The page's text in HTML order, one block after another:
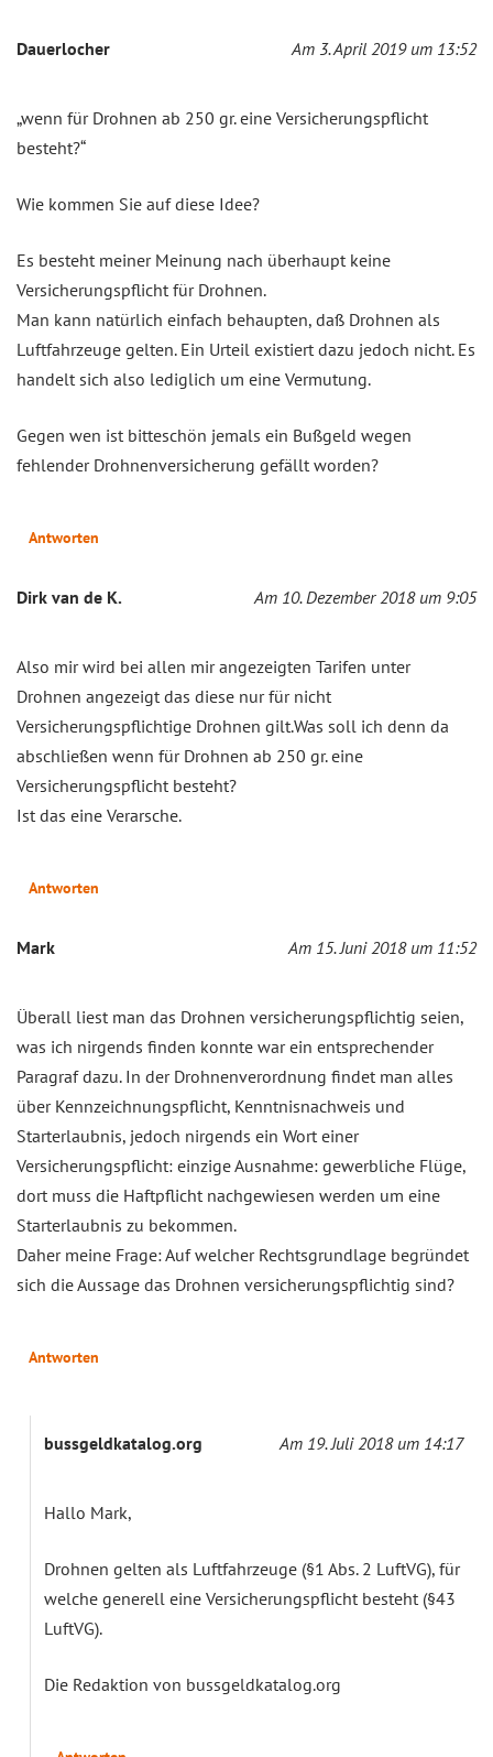
Dauerlocher Am 3. April 2019 um 13:52
„wenn für Drohnen ab 250 gr. eine Versicherungspflicht
besteht?“
Wie kommen Sie auf diese Idee?
Es besteht meiner Meinung nach überhaupt keine
Versicherungspflicht für Drohnen.
Man kann natürlich einfach behaupten, daß Drohnen als
Luftfahrzeuge gelten. Ein Urteil existiert dazu jedoch nicht. Es
handelt sich also lediglich um eine Vermutung.
Gegen wen ist bitteschön jemals ein Bußgeld wegen
fehlender Drohnenversicherung gefällt worden?
Antworten
Dirk van de K. Am 10. Dezember 2018 um 9:05
Also mir wird bei allen mir angezeigten Tarifen unter
Drohnen angezeigt das diese nur für nicht
Versicherungspflichtige Drohnen gilt.Was soll ich denn da
abschließen wenn für Drohnen ab 250 gr. eine
Versicherungspflicht besteht?
Ist das eine Verarsche.
Antworten
Mark Am 15. Juni 2018 um 11:52
Überall liest man das Drohnen versicherungspflichtig seien,
was ich nirgends finden konnte war ein entsprechender
Paragraf dazu. In der Drohnenverordnung findet man alles
über Kennzeichnungspflicht, Kenntnisnachweis und
Starterlaubnis, jedoch nirgends ein Wort einer
Versicherungspflicht: einzige Ausnahme: gewerbliche Flüge,
dort muss die Haftpflicht nachgewiesen werden um eine
Starterlaubnis zu bekommen.
Daher meine Frage: Auf welcher Rechtsgrundlage begründet
sich die Aussage das Drohnen versicherungspflichtig sind?
Antworten
bussgeldkatalog.org Am 19. Juli 2018 um 14:17
Hallo Mark,
Drohnen gelten als Luftfahrzeuge (§1 Abs. 2 LuftVG), für
welche generell eine Versicherungspflicht besteht (§43
LuftVG).
Die Redaktion von bussgeldkatalog.org